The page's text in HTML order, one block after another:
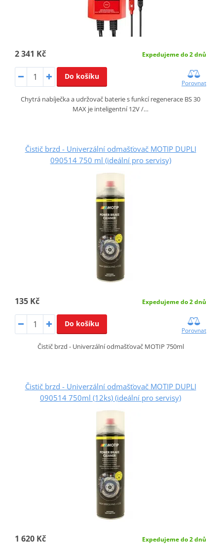
2 341 Kč Expedujeme do 2 dnů
Do košíku
Porovnat
Chytrá nabíječka a udržovač baterie s funkcí regenerace BS 30
MAX je inteligentní 12V /…
Čistič brzd - Univerzální odmašťovač MOTIP DUPLI
090514 750 ml (ideální pro servisy)
135 Kč Expedujeme do 2 dnů
Do košíku
Porovnat
Čistič brzd - Univerzální odmašťovač MOTIP 750ml
Čistič brzd - Univerzální odmašťovač MOTIP DUPLI
090514 750ml (12ks) (ideální pro servisy)
1 620 Kč Expedujeme do 2 dnů